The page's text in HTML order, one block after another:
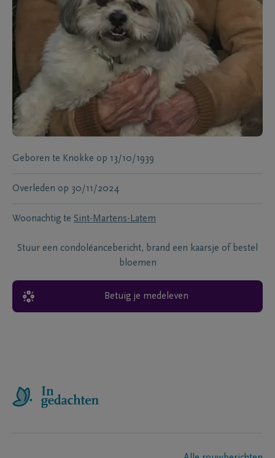
Geboren te Knokke op 13/10/1939
Overleden op 30/11/2024
Woonachtig te Sint-Martens-Latem
Stuur een condoléancebericht, brand een kaarsje of bestel
bloemen
Betuig je medeleven